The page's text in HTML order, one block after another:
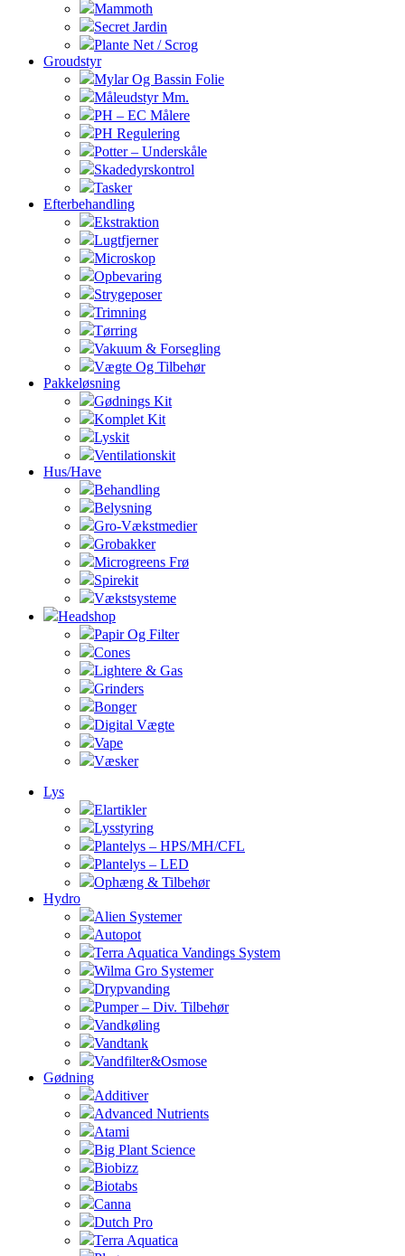
Mammoth
Secret Jardin
Plante Net / Scrog
Groudstyr
Mylar Og Bassin Folie
Måleudstyr Mm.
PH – EC Målere
PH Regulering
Potter – Underskåle
Skadedyrskontrol
Tasker
Efterbehandling
Ekstraktion
Lugtfjerner
Microskop
Opbevaring
Strygeposer
Trimning
Tørring
Vakuum & Forsegling
Vægte Og Tilbehør
Pakkeløsning
Gødnings Kit
Komplet Kit
Lyskit
Ventilationskit
Hus/Have
Behandling
Belysning
Gro-Vækstmedier
Grobakker
Microgreens Frø
Spirekit
Vækstsysteme
Headshop
Papir Og Filter
Cones
Lightere & Gas
Grinders
Bonger
Digital Vægte
Vape
Væsker
Lys
Elartikler
Lysstyring
Plantelys – HPS/MH/CFL
Plantelys – LED
Ophæng & Tilbehør
Hydro
Alien Systemer
Autopot
Terra Aquatica Vandings System
Wilma Gro Systemer
Drypvanding
Pumper – Div. Tilbehør
Vandkøling
Vandtank
Vandfilter&Osmose
Gødning
Additiver
Advanced Nutrients
Atami
Big Plant Science
Biobizz
Biotabs
Canna
Dutch Pro
Terra Aquatica